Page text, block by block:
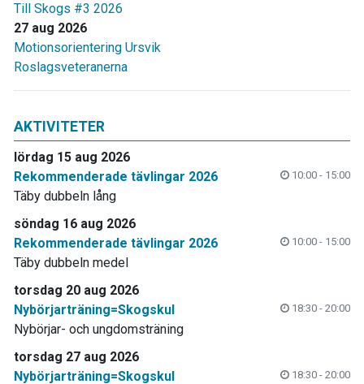
Till Skogs #3 2026
27 aug 2026
Motionsorientering Ursvik
Roslagsveteranerna
AKTIVITETER
lördag 15 aug 2026
Rekommenderade tävlingar 2026
10:00 - 15:00
Täby dubbeln lång
söndag 16 aug 2026
Rekommenderade tävlingar 2026
10:00 - 15:00
Täby dubbeln medel
torsdag 20 aug 2026
Nybörjarträning=Skogskul
18:30 - 20:00
Nybörjar- och ungdomsträning
torsdag 27 aug 2026
Nybörjarträning=Skogskul
18:30 - 20:00